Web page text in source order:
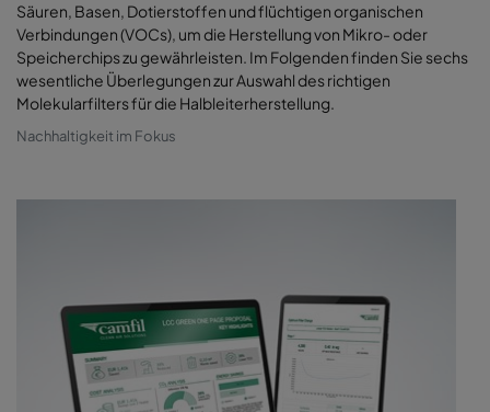
Säuren, Basen, Dotierstoffen und flüchtigen organischen
Verbindungen (VOCs), um die Herstellung von Mikro- oder
Speicherchips zu gewährleisten. Im Folgenden finden Sie sechs
wesentliche Überlegungen zur Auswahl des richtigen
Molekularfilters für die Halbleiterherstellung.
Nachhaltigkeit im Fokus